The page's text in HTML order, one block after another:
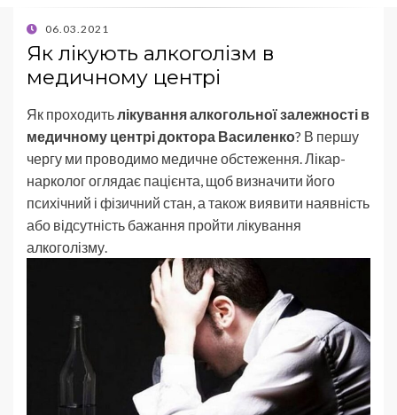
06.03.2021
Як лікують алкоголізм в
медичному центрі
Як проходитьлікування алкогольної залежності в
медичному центрі доктора Василенко? В першу
чергу ми проводимо медичне обстеження. Лікар-
нарколог оглядає пацієнта, щоб визначити його
психічний і фізичний стан, а також виявити наявність
або відсутність бажання пройти лікування
алкоголізму.